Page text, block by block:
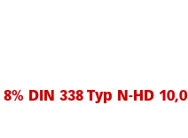
8% DIN 338 Typ N-HD 10,0